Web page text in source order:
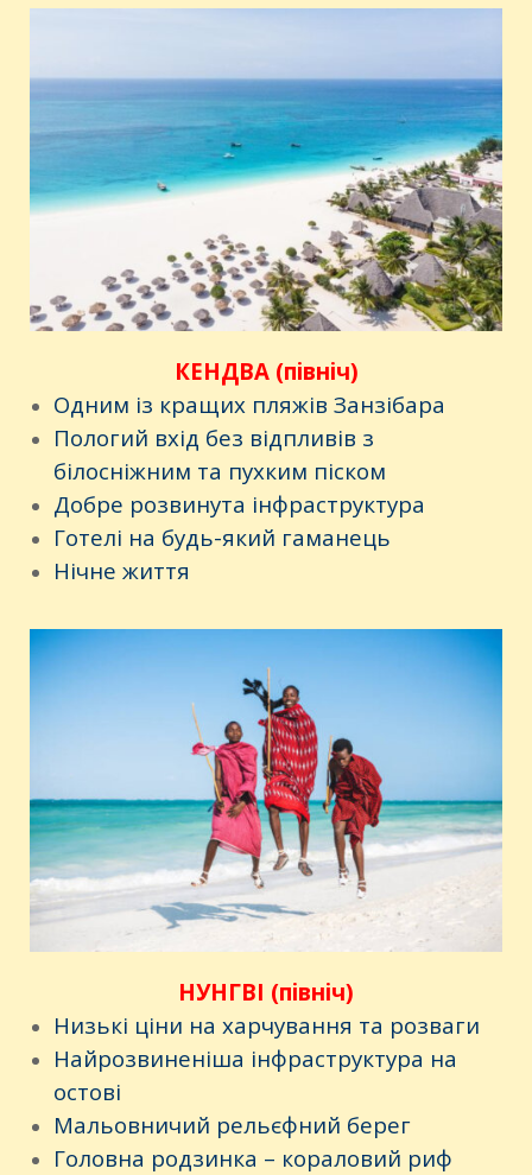
КЕНДВА (північ)
Одним із кращих пляжів Занзібара
Пологий вхід без відпливів з
білосніжним та пухким піском
Добре розвинута інфраструктура
Готелі на будь-який гаманець
Нічне життя
НУНГВІ (північ)
Низькі ціни на харчування та розваги
Найрозвиненіша інфраструктура на
остові
Мальовничий рельєфний берег
Головна родзинка – кораловий риф